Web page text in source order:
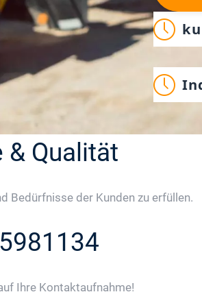
& Qualität
Bedürfnisse der Kunden zu erfüllen.
Ihre Kontaktaufnahme!